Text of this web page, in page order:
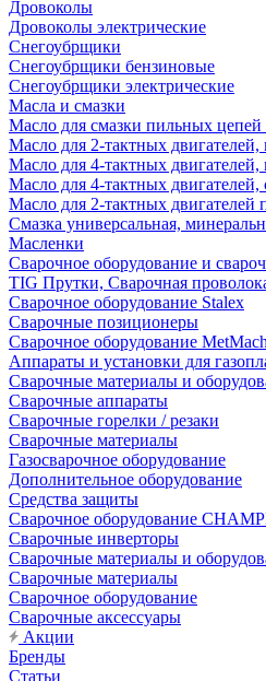
Дровоколы
Дровоколы электрические
Снегоубрщики
Снегоубрщики бензиновые
Снегоубрщики электрические
Масла и смазки
Масло для смазки пильных
Масло для 2-тактных двигателей,
Масло для 4-тактных двигателей,
Масло для 4-тактных двигателей,
Масло для 2-тактных двигателей
Смазка универсальная,
Масленки
Сварочное оборудование и
TIG Прутки, Сварочная
Сварочное оборудование Stalex
Сварочные позиционеры
Сварочное оборудование
Аппараты и установки для
Сварочные материалы и
Сварочные аппараты
Сварочные горелки / резаки
Сварочные материалы
Газосварочное оборудование
Дополнительное оборудование
Средства защиты
Сварочное оборудование
Сварочные инверторы
Сварочные материалы и
Сварочные материалы
Сварочное оборудование
Сварочные аксессуары
Акции
Бренды
Статьи